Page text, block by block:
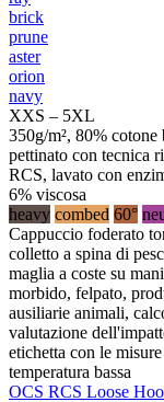
brick
prune
aster
orion
navy
XXS – 5XL
350g/m², 80%
pettinato con tecnica
RCS, lavato con
6% viscosa
heavy combed 60°
Cappuccio foderato
colletto a spina di
maglia a coste su
morbido, felpato,
ausiliarie animali,
valutazione
etichetta con le
temperatura bassa
OCS RCS Loose